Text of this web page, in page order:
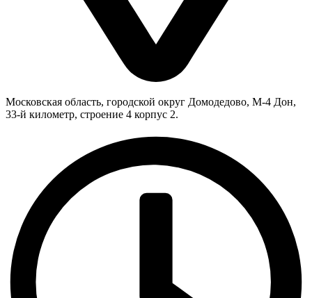
Московская область, городской округ Домодедово, М-4 Дон,
33-й километр, строение 4 корпус 2.